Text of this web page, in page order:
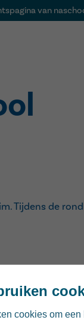
van
Tijdens de
cookies om een